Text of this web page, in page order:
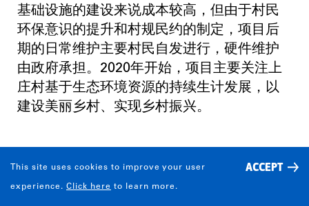
基础设施的建设来说成本较高，但由于村民
环保意识的提升和村规民约的制定，项目后
期的日常维护主要村民自发进行，硬件维护
由政府承担。2020年开始，项目主要关注上
庄村基于生态环境资源的持续生计发展，以
建设美丽乡村、实现乡村振兴。
RETURN ON INVESTMENT: HOW MUCH
DID IT COST TO IMPLEMENT THESE
This site uses cookies to improve your user
experience. Click here to learn more.
ACCEPT